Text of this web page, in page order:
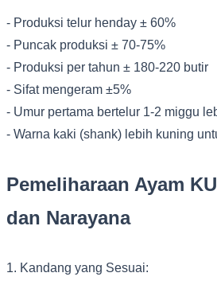
- Produksi telur henday ± 60%
- Puncak produksi ± 70-75%
- Produksi per tahun ± 180-220 butir
- Sifat mengeram ±5%
- Umur pertama bertelur 1-2 miggu
- Warna kaki (shank) lebih kuning
Pemeliharaan Ayam
dan Narayana
1. Kandang yang Sesuai: